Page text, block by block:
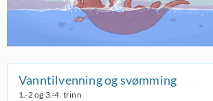
Vanntilvenning og svømming
1.-2 og 3.-4. trinn